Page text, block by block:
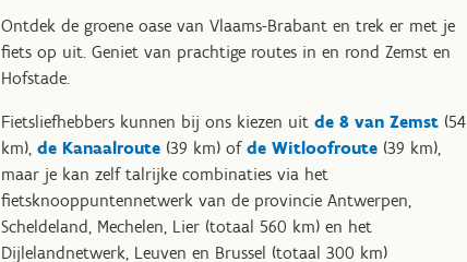
Ontdek de groene oase van Vlaams-Brabant en trek er met je
fiets op uit. Geniet van prachtige routes in en rond Zemst en
Hofstade.
Fietsliefhebbers kunnen bij ons kiezen uit de 8 van Zemst (54
km), de Kanaalroute (39 km) of de Witloofroute (39 km),
maar je kan zelf talrijke combinaties via het
fietsknooppuntennetwerk van de provincie Antwerpen,
Scheldeland, Mechelen, Lier (totaal 560 km) en het
Dijlelandnetwerk, Leuven en Brussel (totaal 300 km)